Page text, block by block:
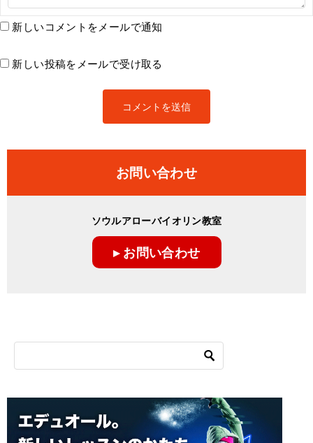
新しいコメントをメールで通知
新しい投稿をメールで受け取る
お問い合わせ
ソウルアローバイオリン教室
▸ お問い合わせ